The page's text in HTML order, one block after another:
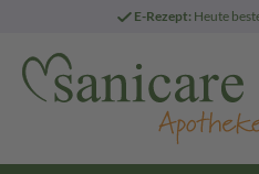
E-Rezept: Heute